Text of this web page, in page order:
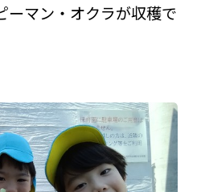
ーマン・オクラが収穫で